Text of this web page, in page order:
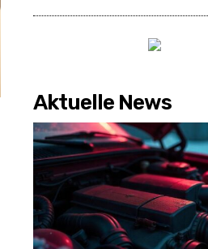
Aktuelle News